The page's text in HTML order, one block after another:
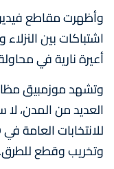
وأظهرت مقاطع
اشتباكات بين
أعيرة نارية في
وتشهد موزمبيق
العديد من المدن، لا
وتخريب وقطع للطرق.